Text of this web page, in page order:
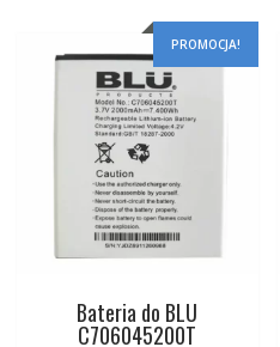
PROMOCJA!
Bateria do BLU
C706045200T